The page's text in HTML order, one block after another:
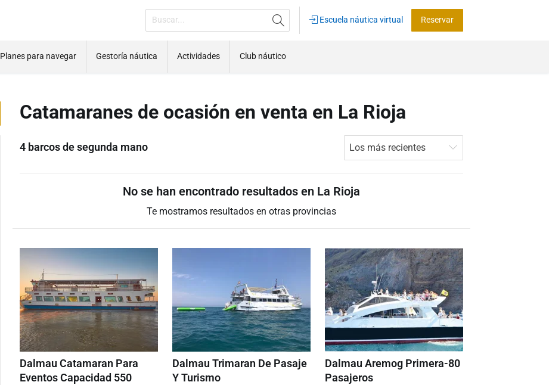
Escuela náutica virtual Reservar
Planes para navegar Gestoría náutica Actividades Club náutico
Catamaranes de ocasión en venta en La Rioja
4 barcos de segunda mano Los más recientes
No se han encontrado resultados en La Rioja
Te mostramos resultados en otras provincias
Dalmau Catamaran Para
Eventos Capacidad 550
Dalmau Trimaran De Pasaje
Y Turismo
Dalmau Aremog Primera-80
Pasajeros